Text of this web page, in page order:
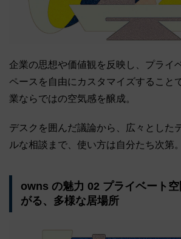
企業の思想や価値観を反映し、プライ
ペースを自由にカスタマイズすること
業ならではの空気感を醸成。
デスクを囲んだ議論から、広々とした
ルな相談まで、使い方は自分たち次第。
owns の魅力 02 プライベート
がる、多様な居場所